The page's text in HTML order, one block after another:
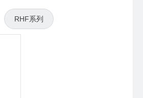
RHF系列